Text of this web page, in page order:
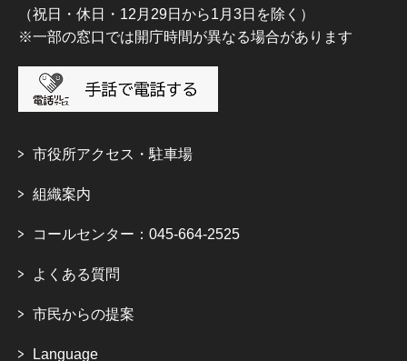
（祝日・休日・12月29日から1月3日を除く）
※一部の窓口では開庁時間が異なる場合があります
市役所アクセス・駐車場
組織案内
コールセンター：045-664-2525
よくある質問
市民からの提案
Language